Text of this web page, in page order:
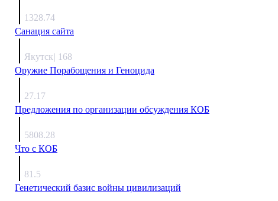
1328.74
Санация сайта
Якутск| 168
Оружие Порабощения и Геноцида
27.17
Предложения по организации обсуждения КОБ
5808.28
Что с КОБ
81.5
Генетический базис войны цивилизаций